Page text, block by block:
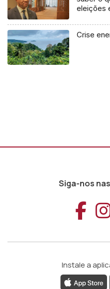
eleições
Crise
Siga-nos
Instale a